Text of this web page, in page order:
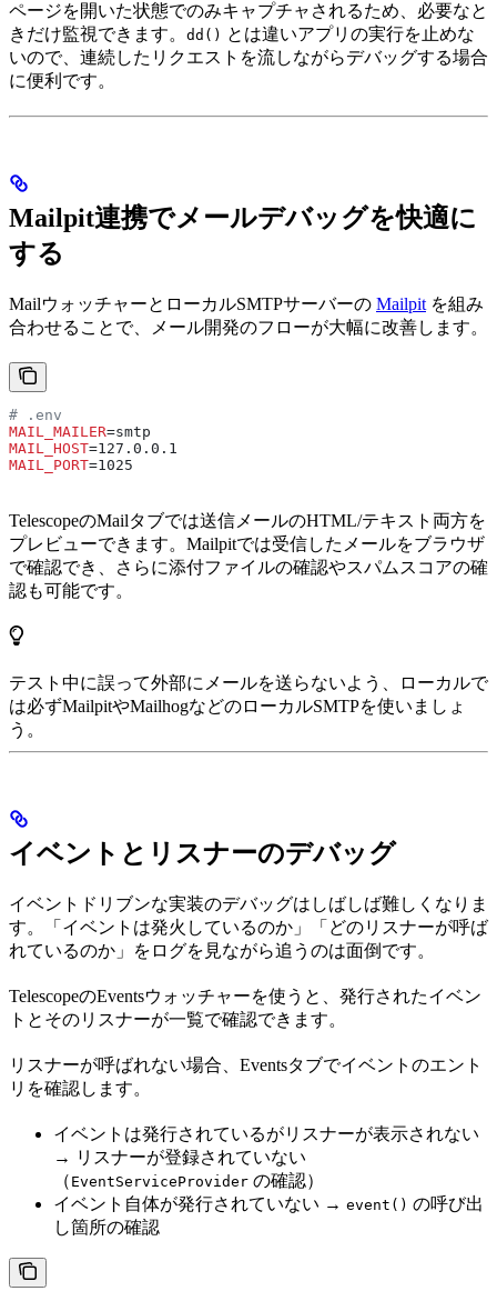
ページを開いた状態でのみキャプチャされるため、必要なと
きだけ監視できます。 dd() とは違いアプリの実行を止めな
いので、連続したリクエストを流しながらデバッグする場合
に便利です。
Mailpit連携でメールデバッグを快適に
する
MailウォッチャーとローカルSMTPサーバーの Mailpit を組み
合わせることで、メール開発のフローが大幅に改善します。
# .env
MAIL_MAILER=smtp
MAIL_HOST=127.0.0.1
MAIL_PORT=1025
TelescopeのMailタブでは送信メールのHTML/テキスト両方を
プレビューできます。Mailpitでは受信したメールをブラウザ
で確認でき、さらに添付ファイルの確認やスパムスコアの確
認も可能です。
テスト中に誤って外部にメールを送らないよう、ローカルで
は必ずMailpitやMailhogなどのローカルSMTPを使いましょ
う。
イベントとリスナーのデバッグ
イベントドリブンな実装のデバッグはしばしば難しくなりま
す。「イベントは発火しているのか」「どのリスナーが呼ば
れているのか」をログを見ながら追うのは面倒です。
TelescopeのEventsウォッチャーを使うと、発行されたイベン
トとそのリスナーが一覧で確認できます。
リスナーが呼ばれない場合、Eventsタブでイベントのエント
リを確認します。
イベントは発行されているがリスナーが表示されない
→ リスナーが登録されていない
（ EventServiceProvider の確認）
イベント自体が発行されていない → event() の呼び出
し箇所の確認